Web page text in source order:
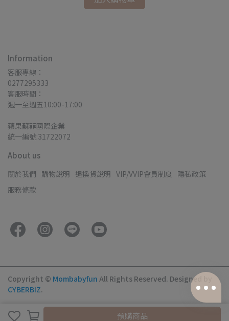
取消 預購商品
Information
客服專線：
0277295333
客服時間：
週一至週五10:00-17:00
蘋果蘇菲國際企業
統一編號:31722072
About us
關於我們 購物說明 退換貨說明 VIP/VVIP會員制度 隱私政策
服務條款
Copyright © Mombabyfun All Rights Reserved. Designed by
CYBERBIZ.